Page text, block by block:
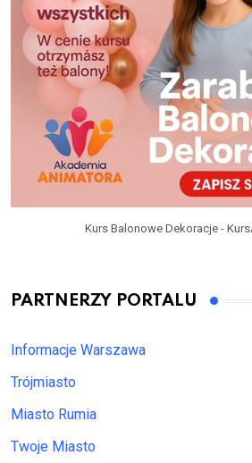
Kurs Balonowe Dekoracje -
PARTNERZY PORTALU
Informacje Warszawa
Trójmiasto
Miasto Rumia
Twoje Miasto